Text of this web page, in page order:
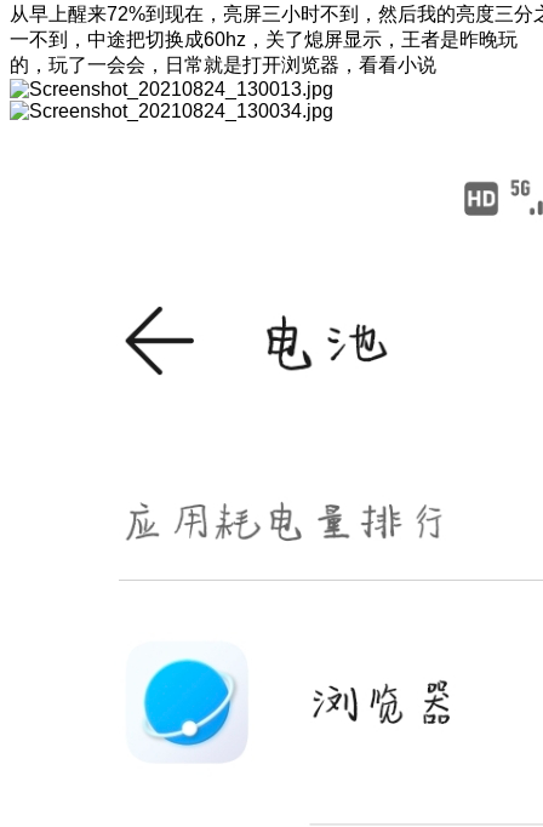
从早上醒来72%到现在，亮屏三小时不到，然后我的亮度三分
一不到，中途把切换成60hz，关了熄屏显示，王者是昨晚玩
的，玩了一会会，日常就是打开浏览器，看看小说